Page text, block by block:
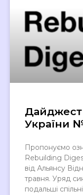
Дайджест
України
Пропонуємо
Rebuilding
від Альянсу
травня. Уряд
подальші спільні